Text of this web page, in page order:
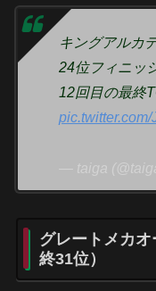
キングアルカ
24位フィニッ
12回目の最終
— taiga
グレートメカ
終31位）